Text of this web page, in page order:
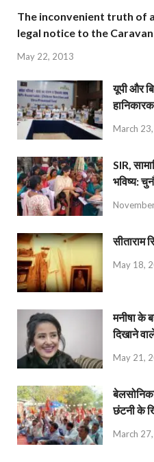
The inconvenient truth of
legal notice to the Caravan
May 22, 2013
यूपी और
March
SIR,
भविष्य:
सीताराम
May 18,
मनीषा के
दिखाने
May 21,
छंटनी के
March